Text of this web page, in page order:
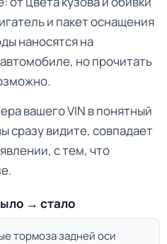
и пакет оснащения
наносятся на
но прочитать
вашего VIN в понятный
сразу видите, совпадает
с тем, что
→ стало
тормоза задней оси